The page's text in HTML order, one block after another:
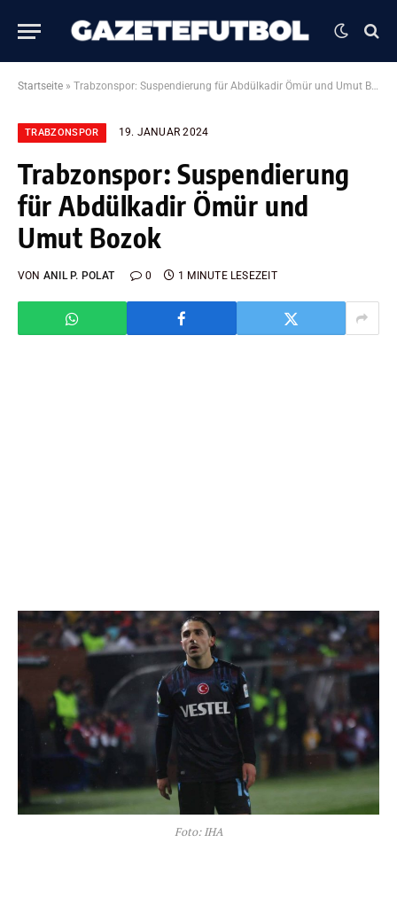
Startseite » Trabzonspor: Suspendierung für Abdülkadir Ömür und Umut Bozok
TRABZONSPOR 19. JANUAR 2024
Trabzonspor: Suspendierung
für Abdülkadir Ömür und
Umut Bozok
VON ANIL P. POLAT 0 1 MINUTE LESEZEIT
Foto: IHA